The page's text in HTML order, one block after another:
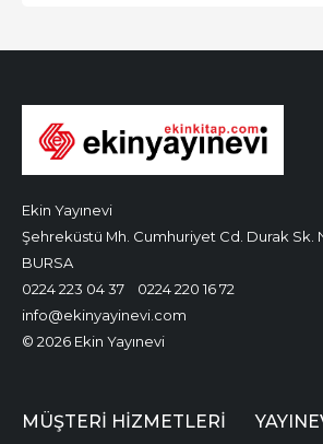
Ekin Yayınevi
Şehreküstü Mh. Cumhuriyet Cd. Durak Sk.
BURSA
0224 223 04 37
0224 220 16 72
info@ekinyayinevi.com
© 2026 Ekin Yayınevi
MÜŞTERI HIZMETLERI